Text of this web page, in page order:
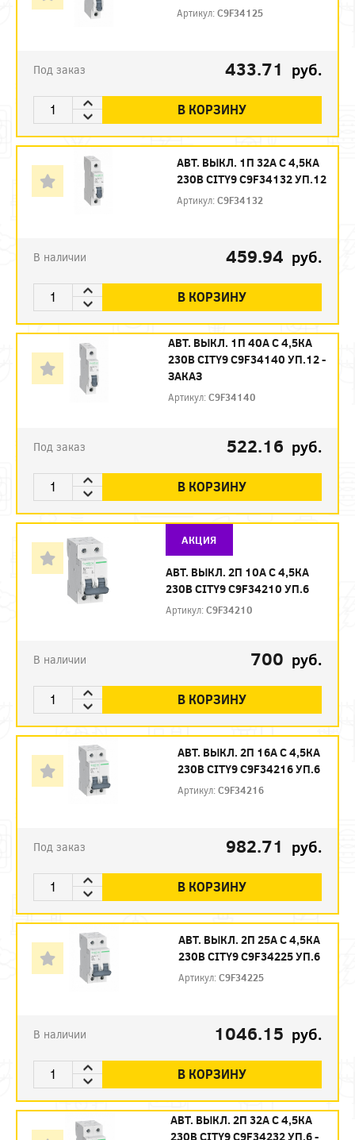
Артикул:C9F34125
Под заказ 433.71 руб.
В КОРЗИНУ
АВТ. ВЫКЛ. 1П 32А С 4,5КА
230В CITY9 C9F34132 УП.12
Артикул:C9F34132
В наличии 459.94 руб.
В КОРЗИНУ
АВТ. ВЫКЛ. 1П 40А С 4,5КА
230В CITY9 C9F34140 УП.12 -
ЗАКАЗ
Артикул:C9F34140
Под заказ 522.16 руб.
В КОРЗИНУ
АКЦИЯ
АВТ. ВЫКЛ. 2П 10А С 4,5КА
230В CITY9 C9F34210 УП.6
Артикул:C9F34210
В наличии 700 руб.
В КОРЗИНУ
АВТ. ВЫКЛ. 2П 16А С 4,5КА
230В CITY9 C9F34216 УП.6
Артикул:C9F34216
Под заказ 982.71 руб.
В КОРЗИНУ
АВТ. ВЫКЛ. 2П 25А С 4,5КА
230В CITY9 C9F34225 УП.6
Артикул:C9F34225
В наличии 1046.15 руб.
В КОРЗИНУ
АВТ. ВЫКЛ. 2П 32А С 4,5КА
230В CITY9 C9F34232 УП.6 -